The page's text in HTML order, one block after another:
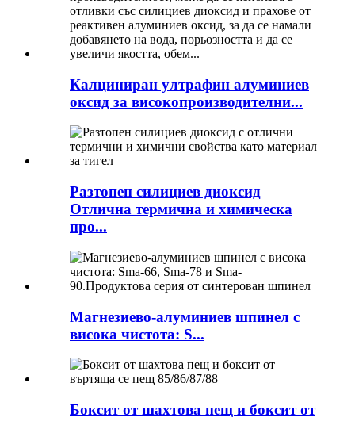
Калциниран ултрафин алуминиев
оксид за високопроизводителни...
Разтопен силициев диоксид
Отлична термична и химическа
про...
Магнезиево-алуминиев шпинел с
висока чистота: S...
Боксит от шахтова пещ и боксит от